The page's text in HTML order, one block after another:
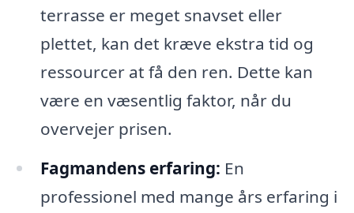
terrasse er meget snavset eller
plettet, kan det kræve ekstra tid og
ressourcer at få den ren. Dette kan
være en væsentlig faktor, når du
overvejer prisen.
Fagmandens erfaring: En
professionel med mange års erfaring i